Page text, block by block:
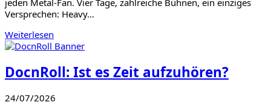
jeden Metal-Fan. Vier Tage, zahlreiche Bühnen, ein einziges
Versprechen: Heavy…
Weiterlesen
DocnRoll: Ist es Zeit aufzuhören?
24/07/2026